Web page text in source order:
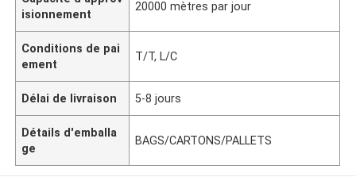
isionnement
20000 mètres par jour
Conditions de pai
ement
T/T, L/C
Délai de livraison 5-8 jours
Détails d'emballa
ge
BAGS/CARTONS/PALLETS